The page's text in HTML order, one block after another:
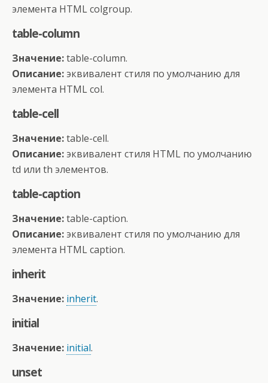
элемента HTML colgroup.
table-column
Значение:table-column.
Описание:эквивалент стиля по умолчанию для
элемента HTML col.
table-cell
Значение:table-cell.
Описание:эквивалент стиля HTML по умолчанию
td или th элементов.
table-caption
Значение:table-caption.
Описание:эквивалент стиля по умолчанию для
элемента HTML caption.
inherit
Значение: inherit.
initial
Значение: initial.
unset